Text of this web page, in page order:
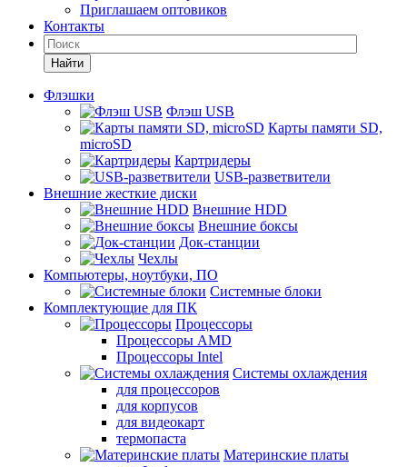
Приглашаем оптовиков
Контакты
Найти
Флэшки
Флэш USB
Карты памяти SD,
microSD
Картридеры
USB-разветвители
Внешние жесткие диски
Внешние HDD
Внешние боксы
Док-станции
Чехлы
Компьютеры, ноутбуки, ПО
Системные блоки
Комплектующие для ПК
Процессоры
Процессоры AMD
Процессоры Intel
Системы охлаждения
для процессоров
для корпусов
для видеокарт
термопаста
Материнские платы